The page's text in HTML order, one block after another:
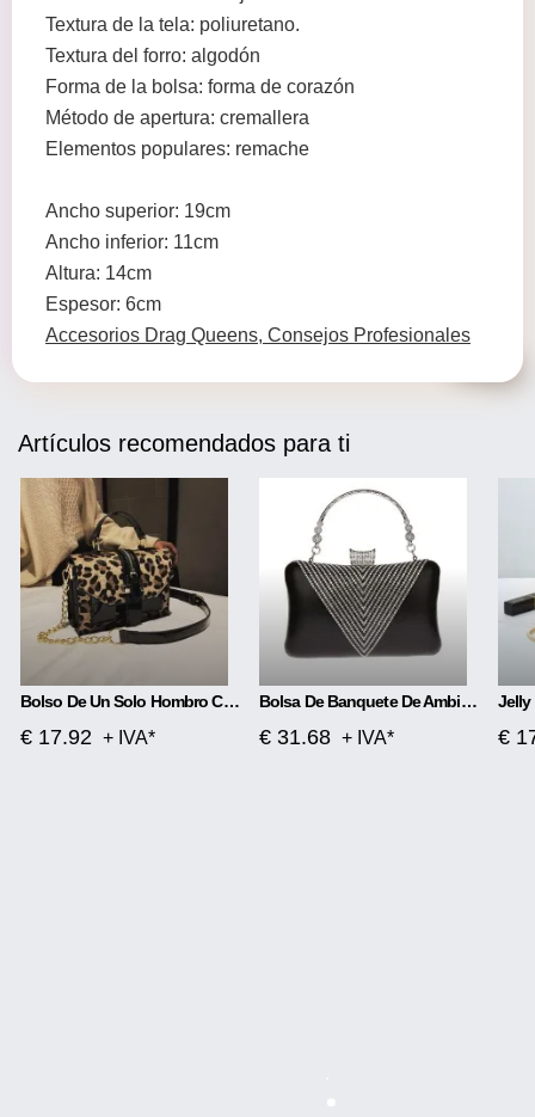
Textura de la tela: poliuretano.
Textura del forro: algodón
Forma de la bolsa: forma de corazón
Método de apertura: cremallera
Elementos populares: remache
Ancho superior: 19cm
Ancho inferior: 11cm
Altura: 14cm
Espesor: 6cm
Accesorios Drag Queens, Consejos Profesionales
Artículos recomendados para ti
Bolso De Un Solo Hombro Con Estampado De Leopardo
€ 17.92 + IVA*
Bolsa De Banquete De Ambiente Lujoso Con Diamantes De Imitación
€ 31.68 + IVA* €